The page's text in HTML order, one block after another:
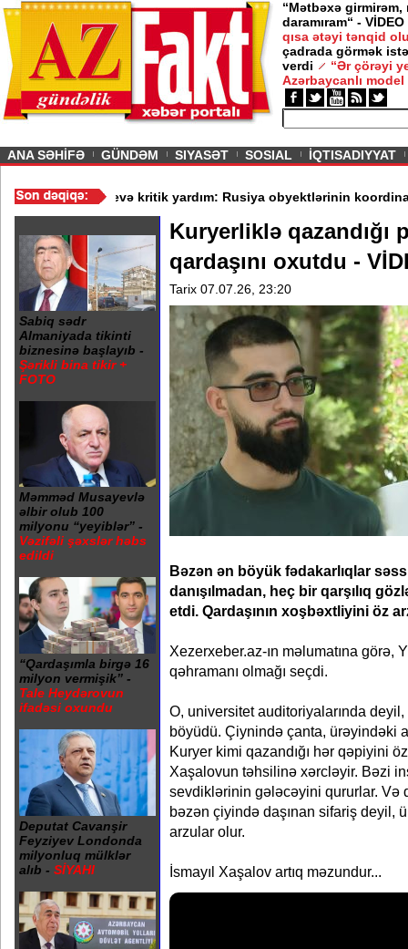
“Mətbəxə girmirəm,
daramıram“ - VİDEO
qısa ətəyi tənqid
çadrada görmək
verdi
“Ər çörəyi
Azərbaycanlı model
ANA SƏHİFƏ GÜNDƏM SIYASƏT SOSIAL İQTISADIYYAT
/Vaşinqtondan Kiyevə kritik yardım: Rusiya obyektlərinin
Sabiq sədr
Almaniyada tikinti
biznesinə başlayıb -
Şərikli bina tikir +
FOTO
Məmməd Musayevlə
əlbir olub 100
milyonu “yeyiblər” -
Vəzifəli şəxslər həbs
edildi
“Qardaşımla birgə 16
milyon vermişik” -
Tale Heydərovun
ifadəsi oxundu
Deputat Cavanşir
Feyziyev Londonda
milyonluq mülklər
alıb - SİYAHI
Kuryerliklə qazandığı
qardaşını oxutdu -
Tarix 07.07.26, 23:20
Bəzən ən böyük fədakarlıqlar
danışılmadan, heç bir qarşılıq
etdi. Qardaşının xoşbəxtliyini öz
Xezerxeber.az-ın məlumatına görə,
qəhramanı olmağı seçdi.
O, universitet auditoriyalarında
böyüdü. Çiynində çanta, ürəyindəki
Kuryer kimi qazandığı hər qəpiyini
Xaşalovun təhsilinə xərcləyir. Bəzi
sevdiklərinin gələcəyini qururlar. Və
bəzən çiyində daşınan sifariş deyil,
arzular olur.
İsmayıl Xaşalov artıq məzundur...